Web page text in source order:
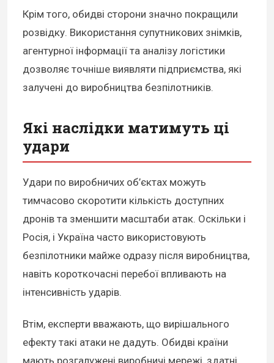
Крім того, обидві сторони значно покращили
розвідку. Використання супутникових знімків,
агентурної інформації та аналізу логістики
дозволяє точніше виявляти підприємства, які
залучені до виробництва безпілотників.
Які наслідки матимуть ці
удари
Удари по виробничих об’єктах можуть
тимчасово скоротити кількість доступних
дронів та зменшити масштаби атак. Оскільки і
Росія, і Україна часто використовують
безпілотники майже одразу після виробництва,
навіть короткочасні перебої впливають на
інтенсивність ударів.
Втім, експерти вважають, що вирішального
ефекту такі атаки не дадуть. Обидві країни